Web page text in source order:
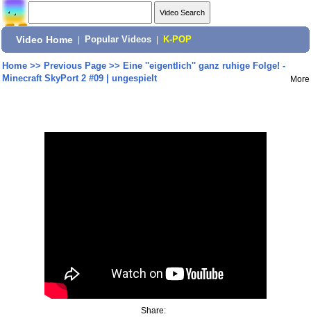
Video Home Popular Videos K-POP
Home>> Previous Page>> Eine ''eigentlich'' ganz ruhige Folge! -
Minecraft SkyPort 2 #09 | ungespielt
More
Share: